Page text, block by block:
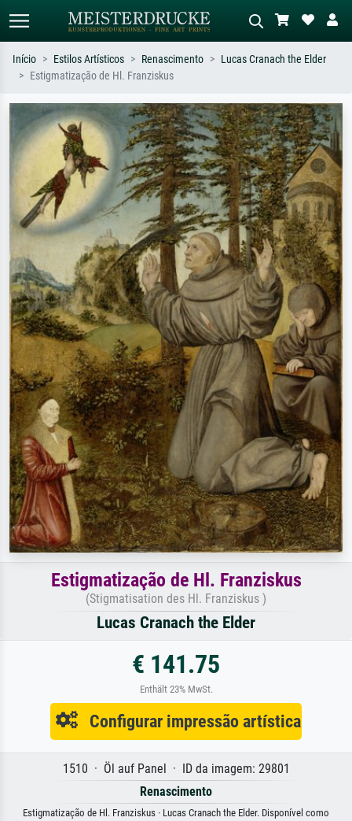
Pesquise por artista, título ou estilo –
ex: Monet, Noite Estrelada,
impressionismo, onda de Hokusai, nu.
Descreva a cena – ex: prado verde,
abstrato com muito vermelho, pintura
a óleo escura, nu em pé ao lado de
uma árvore.
Início Estilos Artísticos Renascimento
Lucas Cranach the Elder
Estigmatização de Hl. Franziskus
Estigmatização de Hl. Franziskus
(Stigmatisation des Hl. Franziskus )
Lucas Cranach the Elder
€ 141.75
Enthält 23% MwSt.
Configurar impressão artística
1510 · Öl auf Panel · ID da imagem: 29801
Renascimento
Estigmatização de Hl. Franziskus · Lucas Cranach the Elder. Disponível como